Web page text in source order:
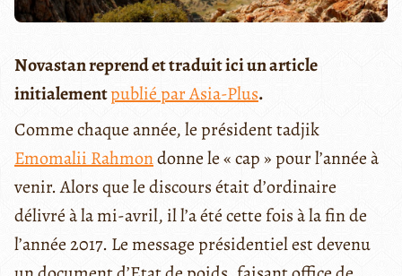
Novastan reprend et traduit ici un article
initialementpublié par Asia-Plus.
Comme chaque année, le président tadjik
Emomalii Rahmondonne le « cap » pour l’année à
venir. Alors que le discours était d’ordinaire
délivré à la mi-avril, il l’a été cette fois à la fin de
l’année 2017. Le message présidentiel est devenu